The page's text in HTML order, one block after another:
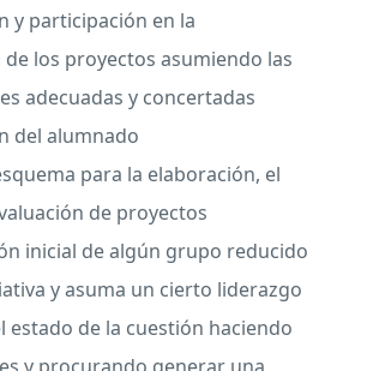
y participación en la
los proyectos asumiendo las
adecuadas y concertadas
del alumnado
para la elaboración, el
de proyectos
inicial de algún grupo reducido
y asuma un cierto liderazgo
estado de la cuestión haciendo